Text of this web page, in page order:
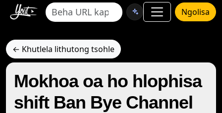
Ngolisa
← Khutlela lithutong tsohle
Mokhoa oa ho hlophisa
shift Ban Bye Channel